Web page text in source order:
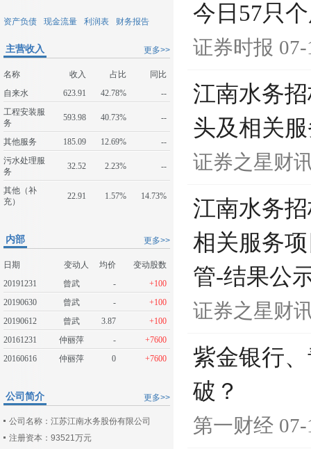
资产负债 现金流量 利润表 财务报告
更多>>
主营收入
名称 收入 占比
同比
自来水
623.91 42.78%
--
工程安装服
务
593.98 40.73% --
其他服务 185.09 12.69%
--
污水处理服
务
32.52 2.23% --
其他（补
充）
22.91 1.57% 14.73%
更多>>
内部
日期 变动人 均价
变动股数
20191231
曾武 -
+100
20190630
曾武 -
+100
20190612
曾武 3.87
+100
20161231
仲丽萍 -
+7600
20160616
仲丽萍 0 +7600
更多>>
公司简介
公司名称：江苏江南水务股份有限公司
注册资本：93521万元
今日57只
证券时报
江南水务
头及相关
证券之星财
江南水务
相关服务
管-结果公
证券之星财
紫金银行
破？
第一财经